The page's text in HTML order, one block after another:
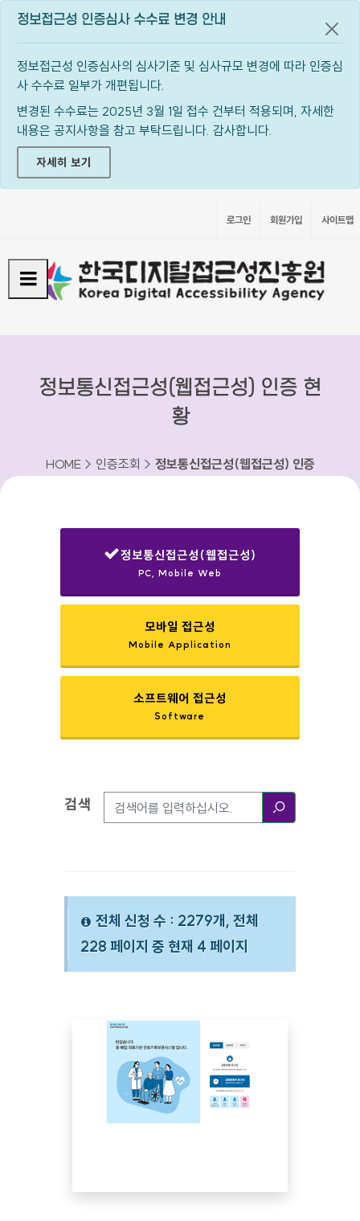
정보접근성 인증심사 수수료 변경 안내
정보접근성 인증심사의 심사기준 및 심사규모 변경에 따라 인증심
사 수수료 일부가 개편됩니다.
변경된 수수료는 2025년 3월 1일 접수 건부터 적용되며, 자세한
내용은 공지사항을 참고 부탁드립니다. 감사합니다.
자세히 보기
공지
로그인 회원가입 사이트맵
정보통신접근성(웹접근성) 인증 현
황
HOME > 인증조회 > 정보통신접근성(웹접근성) 인증
정보통신접근성(웹접근성)
PC, Mobile Web
모바일 접근성
Mobile Application
소프트웨어 접근성
Software
검색옵션
검색
전체 신청 수 : 2279개, 전체
228 페이지 중 현재 4 페이지